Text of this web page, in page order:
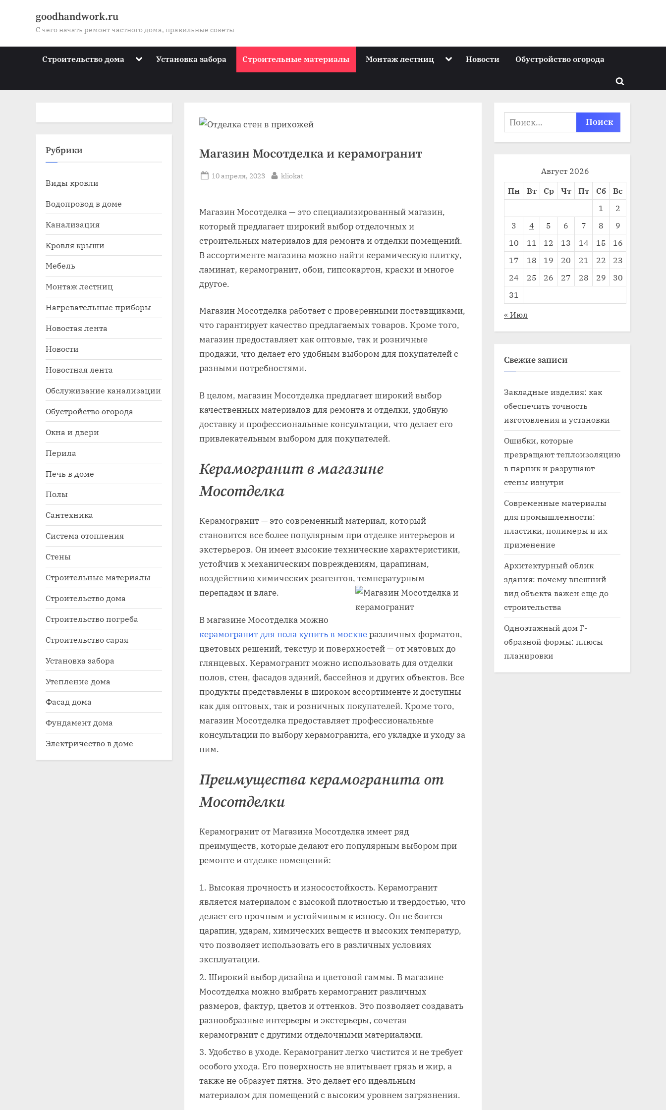
goodhandwork.ru
С чего начать ремонт частного дома, правильные советы
Строительство дома Toggle
menu
sub-
Установка забора Строительные материалы Монтаж лестниц ToggleНовости Обустройство огорода
Toggle
form
Магазин Мосотделка и керамогранит
Posted
10 апреля, 2023 By
kliokat
Магазин Мосотделка — это специализированный магазин,
который предлагает широкий выбор отделочных и
строительных материалов для ремонта и отделки помещений.
В ассортименте магазина можно найти керамическую плитку,
ламинат, керамогранит, обои, гипсокартон, краски и многое
другое.
Магазин Мосотделка работает с проверенными поставщиками,
что гарантирует качество предлагаемых товаров. Кроме того,
магазин предоставляет как оптовые, так и розничные
продажи, что делает его удобным выбором для покупателей с
разными потребностями.
В целом, магазин Мосотделка предлагает широкий выбор
качественных материалов для ремонта и отделки, удобную
доставку и профессиональные консультации, что делает его
привлекательным выбором для покупателей.
Керамогранит в магазине
Мосотделка
Керамогранит — это современный материал, который
становится все более популярным при отделке интерьеров и
экстерьеров. Он имеет высокие технические характеристики,
устойчив к механическим повреждениям, царапинам,
воздействию химических реагентов, температурным
перепадам и влаге.
В магазине Мосотделка можно
керамогранит для пола купить в москверазличных форматов,
цветовых решений, текстур и поверхностей — от матовых до
глянцевых. Керамогранит можно использовать для отделки
полов, стен, фасадов зданий, бассейнов и других объектов. Все
продукты представлены в широком ассортименте и доступны
как для оптовых, так и розничных покупателей. Кроме того,
магазин Мосотделка предоставляет профессиональные
консультации по выбору керамогранита, его укладке и уходу за
ним.
Преимущества керамогранита от
Мосотделки
Керамогранит от Магазина Мосотделка имеет ряд
преимуществ, которые делают его популярным выбором при
ремонте и отделке помещений:
Высокая прочность и износостойкость. Керамогранит
является материалом с высокой плотностью и твердостью, что
делает его прочным и устойчивым к износу. Он не боится
царапин, ударам, химических веществ и высоких температур,
что позволяет использовать его в различных условиях
эксплуатации.
Широкий выбор дизайна и цветовой гаммы. В магазине
Мосотделка можно выбрать керамогранит различных
размеров, фактур, цветов и оттенков. Это позволяет создавать
разнообразные интерьеры и экстерьеры, сочетая
керамогранит с другими отделочными материалами.
Удобство в уходе. Керамогранит легко чистится и не требует
особого ухода. Его поверхность не впитывает грязь и жир, а
также не образует пятна. Это делает его идеальным
материалом для помещений с высоким уровнем загрязнения.
Рубрики
Виды кровли
Водопровод в доме
Канализация
Кровля крыши
Мебель
Монтаж лестниц
Нагревательные приборы
Новостая лента
Новости
Новостная лента
Обслуживание канализации
Обустройство огорода
Окна и двери
Перила
Печь в доме
Полы
Сантехника
Система отопления
Стены
Строительные материалы
Строительство дома
Строительство погреба
Строительство сарая
Установка забора
Утепление дома
Фасад дома
Фундамент дома
Электричество в доме
Найти:
Август 2026
Пн
Вт Ср Чт Пт Сб
Вс
1
2
3
4 5 6 7 8
9
10
11 12 13 14 15
16
17
18 19 20 21 22
23
24
25 26 27 28 29
30
31
« Июл
Свежие записи
Закладные изделия: как
обеспечить точность
изготовления и установки
Ошибки, которые
превращают теплоизоляцию
в парник и разрушают
стены изнутри
Современные материалы
для промышленности:
пластики, полимеры и их
применение
Архитектурный облик
здания: почему внешний
вид объекта важен еще до
строительства
Одноэтажный дом Г-
образной формы: плюсы
планировки